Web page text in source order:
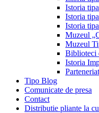
Istoria
Istoria
Istoria
Muzeul
Muzeul
Biblioteci
Istoria
Tipo Blog
Comunicate de presa
Contact
Distributie pliante la